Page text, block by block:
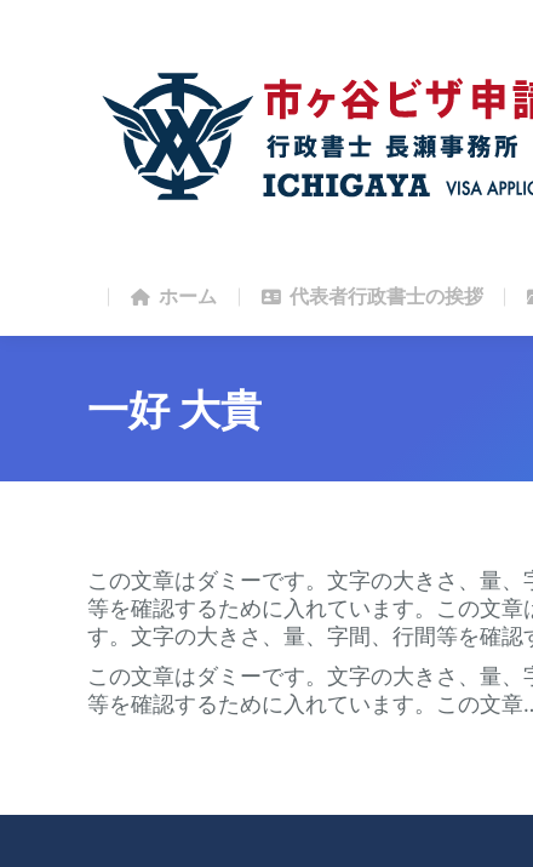
ホーム 代表者行政書士の挨拶
一好 大貴
この文章はダミーです。文字の大きさ、量
等を確認するために入れています。この文
す。文字の大きさ、量、字間、行間等を確認
この文章はダミーです。文字の大きさ、量
等を確認するために入れています。この文章